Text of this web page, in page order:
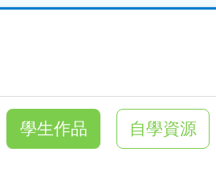
學生作品 自學資源